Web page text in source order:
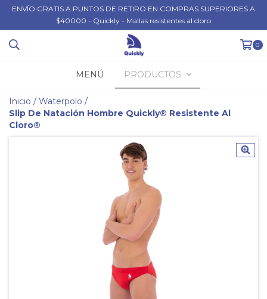
ENVÍO GRATIS A PUNTOS DE RETIRO EN COMPRAS SUPERIORES A
$40000 - Quickly - Mallas resistentes al cloro
0
MENÚ PRODUCTOS
Inicio / Waterpolo /
Slip De Natación Hombre Quickly® Resistente Al
Cloro®